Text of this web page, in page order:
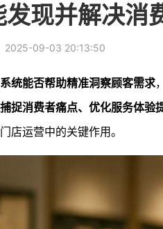
现并解决消
2025-09-03 20:13:50
统能否帮助精准洞察顾客需求
捉消费者痛点、优化服务体验
店运营中的关键作用。